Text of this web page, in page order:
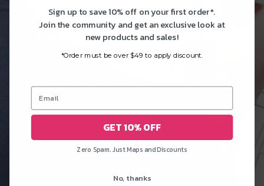
Papeles pintados y carteles
grandes
IR AL CREADOR DE FONDOS DE PANTALLA
Sign up to save 10% off on your first order*.
Join the community and get an exclusive look at
new products and sales!
*Order must be over $49 to apply discount.
GET 10% OFF
Zero Spam. Just Maps and Discounts
No, thanks